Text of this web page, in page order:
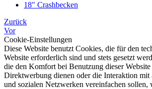
18" Crashbecken
Zurück
Vor
Cookie-Einstellungen
Diese Website benutzt Cookies, die für den
Website erforderlich sind und stets gesetzt
die den Komfort bei Benutzung dieser Website
Direktwerbung dienen oder die Interaktion mit
und sozialen Netzwerken vereinfachen sollen,